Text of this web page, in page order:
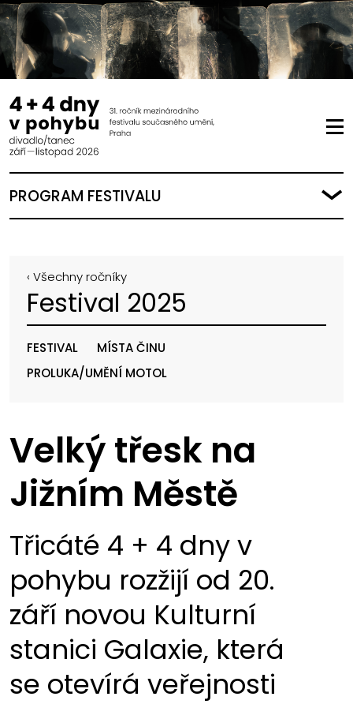
PROGRAM FESTIVALU
‹ Všechny ročníky
Festival 2025
FESTIVAL
MÍSTA ČINU
PROLUKA/UMĚNÍ MOTOL
Velký třesk na
Jižním Městě
Třicáté 4 + 4 dny v
pohybu rozžijí od 20.
září novou Kulturní
stanici Galaxie, která
se otevírá veřejnosti